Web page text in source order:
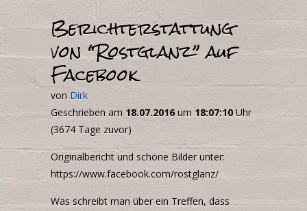
Berichterstattung
von “Rostglanz” auf
Facebook
von Dirk
Geschrieben am 18.07.2016 um 18:07:10 Uhr
(3674 Tage zuvor)
Originalbericht und schöne Bilder unter:
https://www.facebook.com/rostglanz/
Was schreibt man über ein Treffen, dass